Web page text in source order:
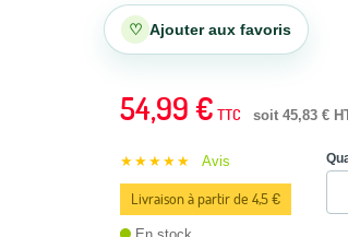
♡ Ajouter aux favoris
54,99 € TTC soit 45,83 €
★★★★★ Avis
Livraison à partir de 4,5 €